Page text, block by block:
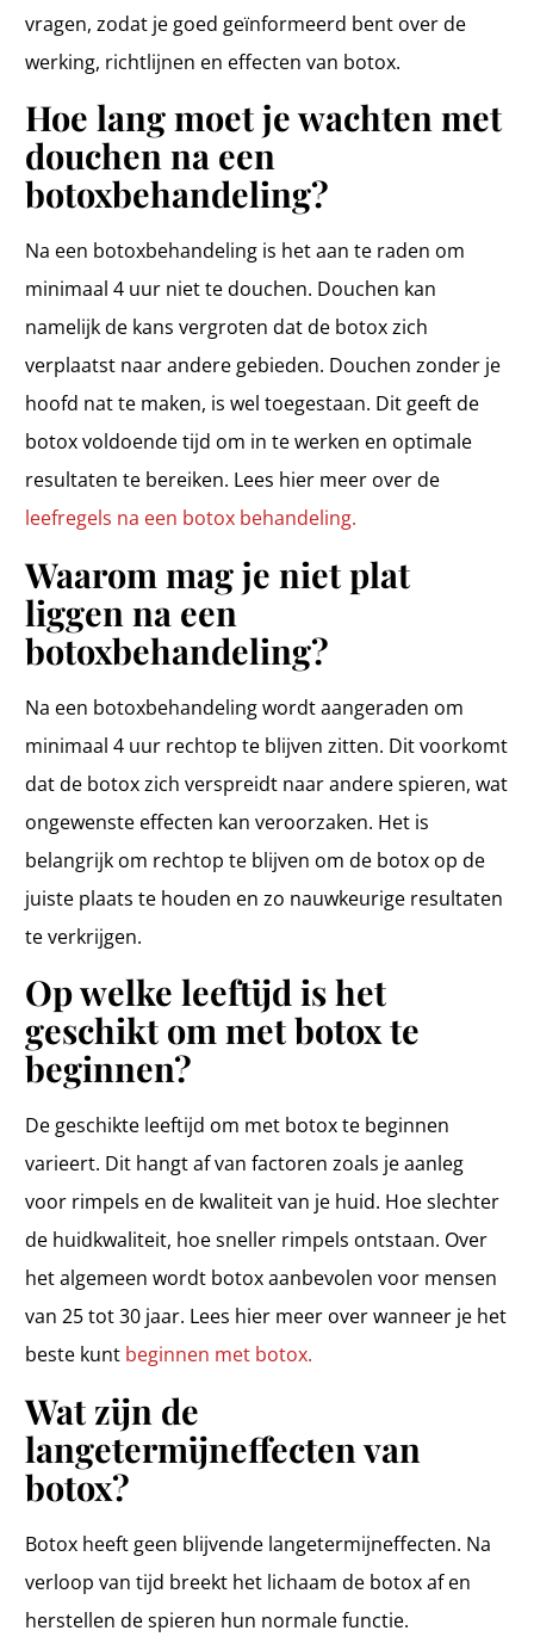
vragen, zodat je goed geïnformeerd bent over de
werking, richtlijnen en effecten van botox.
Hoe lang moet je wachten met
douchen na een
botoxbehandeling?
Na een botoxbehandeling is het aan te raden om
minimaal 4 uur niet te douchen. Douchen kan
namelijk de kans vergroten dat de botox zich
verplaatst naar andere gebieden. Douchen zonder je
hoofd nat te maken, is wel toegestaan. Dit geeft de
botox voldoende tijd om in te werken en optimale
resultaten te bereiken. Lees hier meer over de
leefregels na een botox behandeling.
Waarom mag je niet plat
liggen na een
botoxbehandeling?
Na een botoxbehandeling wordt aangeraden om
minimaal 4 uur rechtop te blijven zitten. Dit voorkomt
dat de botox zich verspreidt naar andere spieren, wat
ongewenste effecten kan veroorzaken. Het is
belangrijk om rechtop te blijven om de botox op de
juiste plaats te houden en zo nauwkeurige resultaten
te verkrijgen.
Op welke leeftijd is het
geschikt om met botox te
beginnen?
De geschikte leeftijd om met botox te beginnen
varieert. Dit hangt af van factoren zoals je aanleg
voor rimpels en de kwaliteit van je huid. Hoe slechter
de huidkwaliteit, hoe sneller rimpels ontstaan. Over
het algemeen wordt botox aanbevolen voor mensen
van 25 tot 30 jaar. Lees hier meer over wanneer je het
beste kunt beginnen met botox.
Wat zijn de
langetermijneffecten van
botox?
Botox heeft geen blijvende langetermijneffecten. Na
verloop van tijd breekt het lichaam de botox af en
herstellen de spieren hun normale functie.